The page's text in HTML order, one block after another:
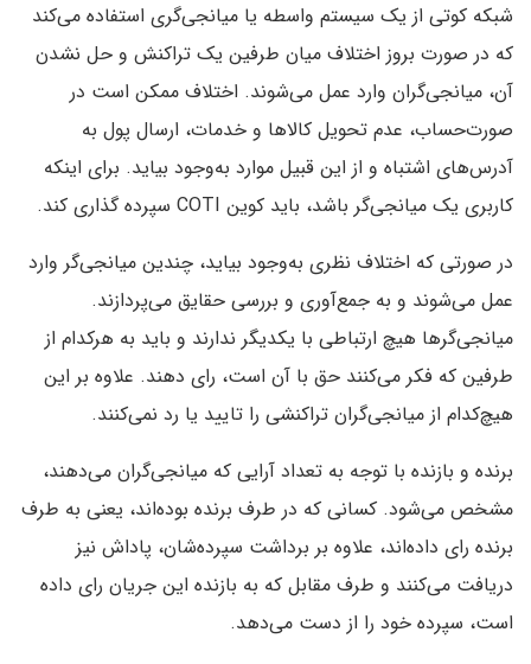
شبکه کوتی از یک سیستم واسطه یا میانجی‌گری استفاده می‌کند
که در صورت بروز اختلاف میان طرفین یک تراکنش و حل نشدن
آن، میانجی‌گران وارد عمل می‌شوند. اختلاف ممکن است در
صورت‌حساب، عدم تحویل کالاها و خدمات، ارسال پول به
آدرس‌های اشتباه و از این قبیل موارد به‌وجود بیاید. برای اینکه
کاربری یک میانجی‌گر باشد، باید کوین COTI سپرده گذاری کند.
در صورتی که اختلاف نظری به‌وجود بیاید، چندین میانجی‌گر وارد
عمل می‌شوند و به جمع‌آوری و بررسی حقایق می‌پردازند.
میانجی‌گرها هیچ ارتباطی با یکدیگر ندارند و باید به هرکدام از
طرفین که فکر می‌کنند حق با آن است، رای دهند. علاوه بر این
هیچ‌کدام از میانجی‌گران تراکنشی را تایید یا رد نمی‌کنند.
برنده و بازنده با توجه به تعداد آرایی که میانجی‌گران می‌دهند،
مشخص می‌شود. کسانی که در طرف برنده بوده‌اند، یعنی به طرف
برنده رای داده‌اند، علاوه بر برداشت سپرده‌شان، پاداش نیز
دریافت می‌کنند و طرف مقابل که به بازنده این جریان رای داده
است، سپرده خود را از دست می‌دهد.